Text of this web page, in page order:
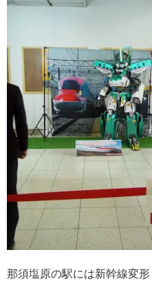
那須塩原の駅には新幹線変